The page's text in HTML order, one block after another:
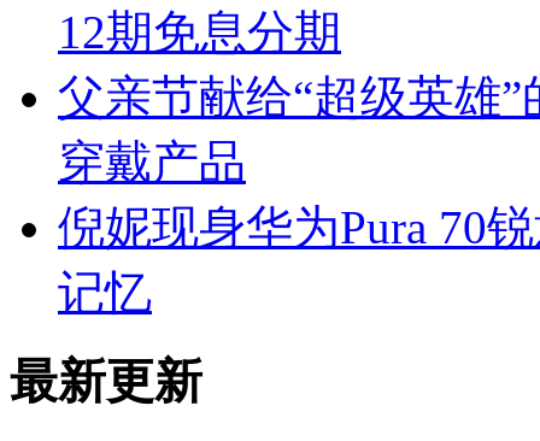
12期免息分期
父亲节献给“超级英雄
穿戴产品
倪妮现身华为Pura 70
记忆
最新更新